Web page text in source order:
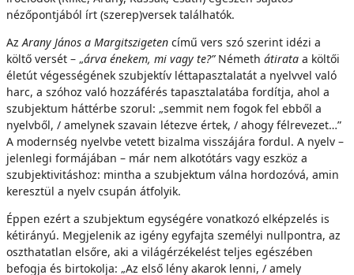
nézőpontjából írt (szerep)versek találhatók.
AzArany János a Margitszigeten című vers szó szerint idézi a
költő versét – „árva énekem, mi vagy te?”Németh átirata a költői
életút végességének szubjektív léttapasztalatát a nyelvvel való
harc, a szóhoz való hozzáférés tapasztalatába fordítja, ahol a
szubjektum háttérbe szorul: „semmit nem fogok fel ebből a
nyelvből, / amelynek szavain létezve értek, / ahogy félrevezet…”
A modernség nyelvbe vetett bizalma visszájára fordul. A nyelv –
jelenlegi formájában – már nem alkotótárs vagy eszköz a
szubjektivitáshoz: mintha a szubjektum válna hordozóvá, amin
keresztül a nyelv csupán átfolyik.
Éppen ezért a szubjektum egységére vonatkozó elképzelés is
kétirányú. Megjelenik az igény egyfajta személyi nullpontra, az
oszthatatlan elsőre, aki a világérzékelést teljes egészében
befogja és birtokolja: „Az első lény akarok lenni, / amely